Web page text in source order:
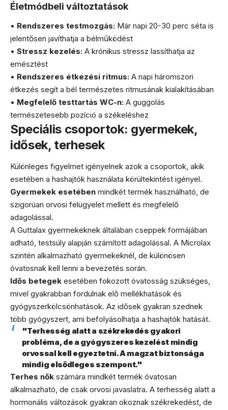
Életmódbeli változtatások
• Rendszeres testmozgás: Már napi 20-30 perc séta is
jelentősen javíthatja a bélműködést
• Stressz kezelés: A krónikus stressz lassíthatja az
emésztést
• Rendszeres étkezési ritmus: A napi háromszori
étkezés segít a bél természetes ritmusának kialakításában
• Megfelelő testtartás WC-n: A guggolás
természetesebb pozíció a székeléshez
Speciális csoportok: gyermekek,
idősek, terhesek
Különleges figyelmet igényelnek azok a csoportok, akik
esetében a hashajtók használata körültekintést igényel.
Gyermekek esetében mindkét termék használható, de
szigorúan orvosi felügyelet mellett és megfelelő
adagolással.
A Guttalax gyermekeknek általában cseppek formájában
adható, testsúly alapján számított adagolással. A Microlax
szintén alkalmazható gyermekeknél, de különösen
óvatosnak kell lenni a bevezetés során.
Idős betegek esetében fokozott óvatosság szükséges,
mivel gyakrabban fordulnak elő mellékhatások és
gyógyszerkölcsönhatások. Az idősek gyakran szednek
több gyógyszert, ami befolyásolhatja a hashajtók hatását.
"Terhesség alatt a székrekedés gyakori
probléma, de a gyógyszeres kezelést mindig
orvossal kell egyeztetni. A magzat biztonsága
mindig elsődleges szempont."
Terhes nők számára mindkét termék óvatosan
alkalmazható, de csak orvosi javaslatra. A terhesség alatt a
hormonális változások gyakran okoznak székrekedést, de